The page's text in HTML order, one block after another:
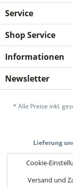
Service
Shop Service
Informationen
Newsletter
* Alle Preise inkl.
Lieferung
Cookie-
Versand und